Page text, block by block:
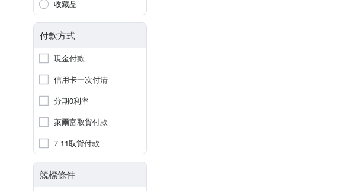
收藏品
付款方式
現金付款
信用卡一次付清
分期0利率
萊爾富取貨付款
7-11取貨付款
競標條件